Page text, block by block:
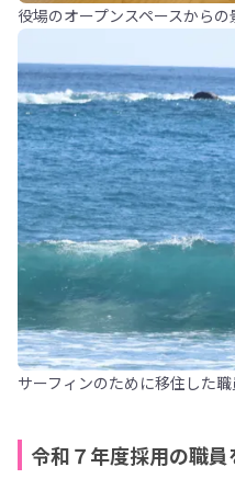
役場のオープンスペースからの
サーフィンのために移住した職
令和７年度採用の職員